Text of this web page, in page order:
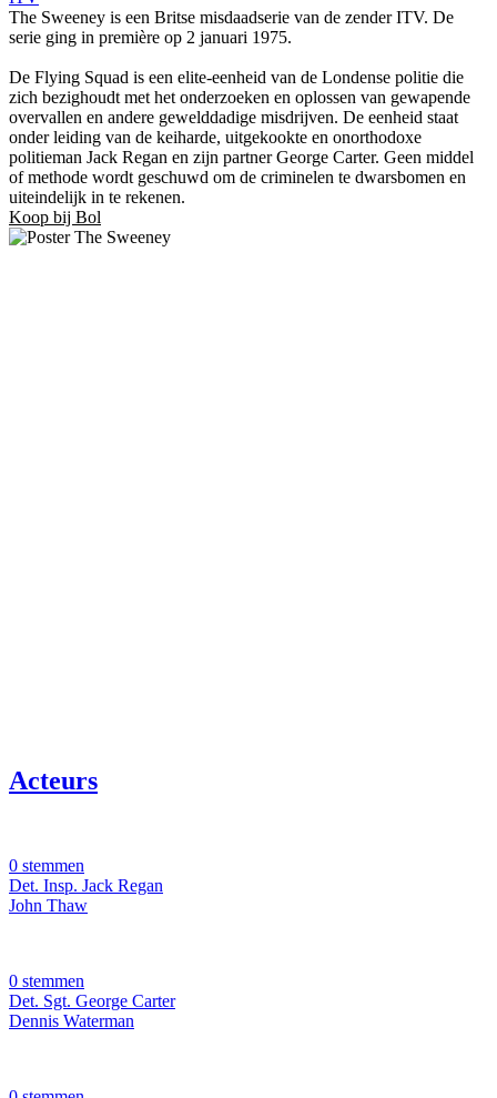
The Sweeney is een Britse misdaadserie van de zender ITV. De
serie ging in première op 2 januari 1975.
De Flying Squad is een elite-eenheid van de Londense politie die
zich bezighoudt met het onderzoeken en oplossen van gewapende
overvallen en andere gewelddadige misdrijven. De eenheid staat
onder leiding van de keiharde, uitgekookte en onorthodoxe
politieman Jack Regan en zijn partner George Carter. Geen middel
of methode wordt geschuwd om de criminelen te dwarsbomen en
uiteindelijk in te rekenen.
Koop bij Bol
Acteurs
0 stemmen
Det. Insp. Jack Regan
John Thaw
0 stemmen
Det. Sgt. George Carter
Dennis Waterman